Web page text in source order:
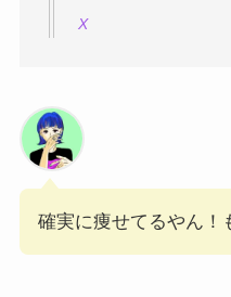
X
確実に痩せてるやん！